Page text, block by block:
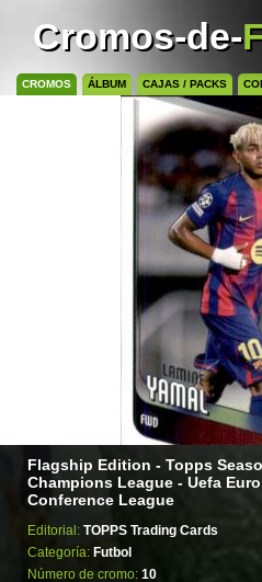
Cromos-de-
CROMOS ÁLBUM CAJAS / PACKS
Flagship Edition - Topps
Champions League - Uefa
Conference League
Editorial: TOPPS Trading Cards
Categoría: Futbol
Número de cromo: 10